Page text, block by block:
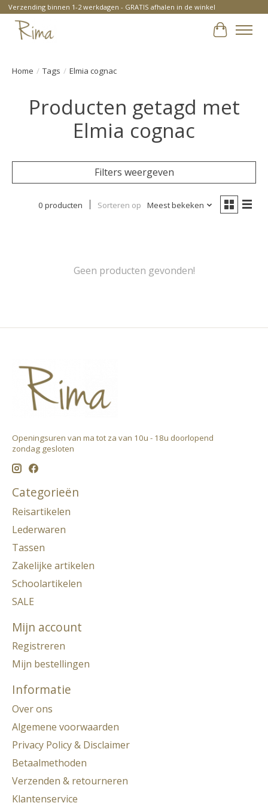
Verzending binnen 1-2 werkdagen - GRATIS afhalen in de winkel
Home / Tags / Elmia cognac
Producten getagd met
Elmia cognac
Filters weergeven
0 producten Sorteren op Meest bekeken
Geen producten gevonden!
Openingsuren van ma tot za van 10u - 18u doorlopend ​
zondag gesloten
Categorieën
Reisartikelen
Lederwaren
Tassen
Zakelijke artikelen
Schoolartikelen
SALE
Mijn account
Registreren
Mijn bestellingen
Informatie
Over ons
Algemene voorwaarden
Privacy Policy & Disclaimer
Betaalmethoden
Verzenden & retourneren
Klantenservice